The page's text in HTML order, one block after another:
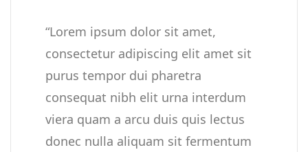
“Lorem ipsum dolor sit amet,
consectetur adipiscing elit amet sit
purus tempor dui pharetra
consequat nibh elit urna interdum
viera quam a arcu duis quis lectus
donec nulla aliquam sit fermentum